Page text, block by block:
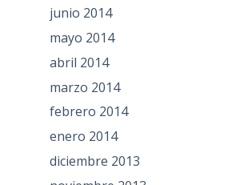
junio 2014
mayo 2014
abril 2014
marzo 2014
febrero 2014
enero 2014
diciembre 2013